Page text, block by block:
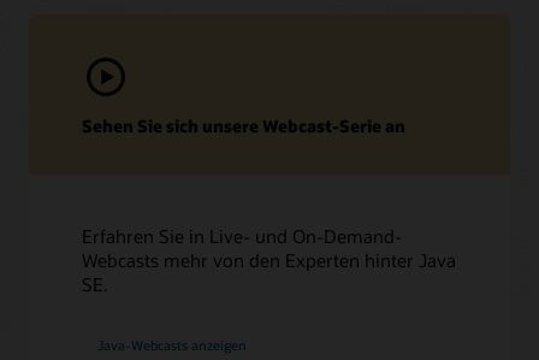
Technische Dokumentation und Ressourcen
My Oracle Support
Oracle Support-Richtlinien und -Praktiken
Wenden Sie sich an Ihren Customer Success Manager
Sehen Sie sich unsere Webcast-Serie an
Erfahren Sie in Live- und On-Demand-
Webcasts mehr von den Experten hinter Java
SE.
Java-Webcasts anzeigen